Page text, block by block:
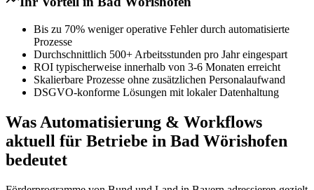
Bis zu 70% weniger operative Fehler durch automatisierte
Prozesse
Durchschnittlich 500+ Arbeitsstunden pro Jahr eingespart
ROI typischerweise innerhalb von 3-6 Monaten erreicht
Skalierbare Prozesse ohne zusätzlichen Personalaufwand
DSGVO-konforme Lösungen mit lokaler Datenhaltung
Was Automatisierung & Workflows
aktuell für Betriebe in Bad Wörishofen
bedeutet